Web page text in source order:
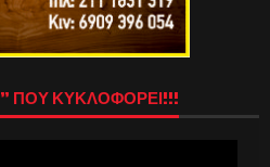
ΠΟΥ ΚΥΚΛΟΦΟΡΕΙ!!!